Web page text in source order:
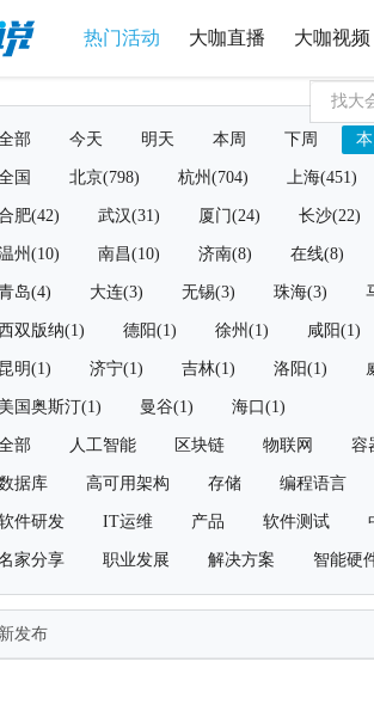
热门活动 大咖直播 大咖视频
部 今天 明天 本周 下周
国 北京(798) 杭州(704) 上海(451)
肥(42) 武汉(31) 厦门(24) 长沙(22)
州(10) 南昌(10) 济南(8) 在线(8)
岛(4) 大连(3) 无锡(3) 珠海(3)
双版纳(1) 德阳(1) 徐州(1) 咸阳(1)
昆明(1) 济宁(1) 吉林(1) 洛阳(1)
美国奥斯汀(1) 曼谷(1) 海口(1)
部 人工智能 区块链 物联网 容
据库 高可用架构 存储 编程语言
件研发 IT运维 产品 软件测试
家分享 职业发展 解决方案 智能硬
发布